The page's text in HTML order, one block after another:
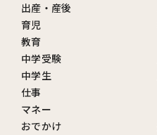
出産・産後
育児
教育
中学受験
中学生
仕事
マネー
おでかけ